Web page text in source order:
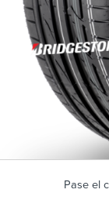
Pase el